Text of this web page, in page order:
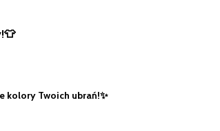
kolory Twoich ubrań!✨